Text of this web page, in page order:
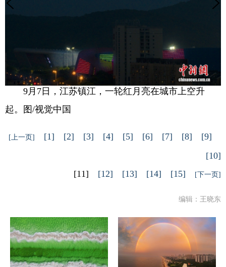
9月7日，江苏镇江，一轮红月亮在城市上空升
起。图/视觉中国
[上一页] [1] [2] [3] [4] [5] [6] [7] [8]
[9]
[10]
[11] [12] [13] [14] [15] [下一页]
编辑：王晓东